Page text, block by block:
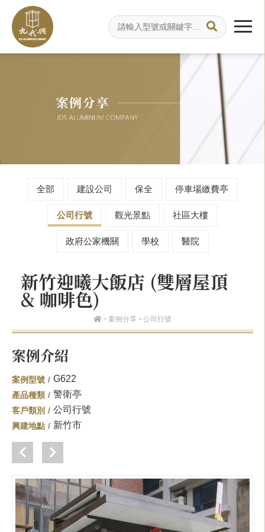
全部 建設公司 保全 停車場繳費亭
公司行號 觀光景點 社區大樓
政府公家機關 學校 醫院
新竹迎曦大飯店 (雙層屋頂
& 咖啡色)
案例分享 公司行號
案例介紹
案例型號 G622
產品種類 警衛亭
客戶類別 公司行號
興建地點 新竹市